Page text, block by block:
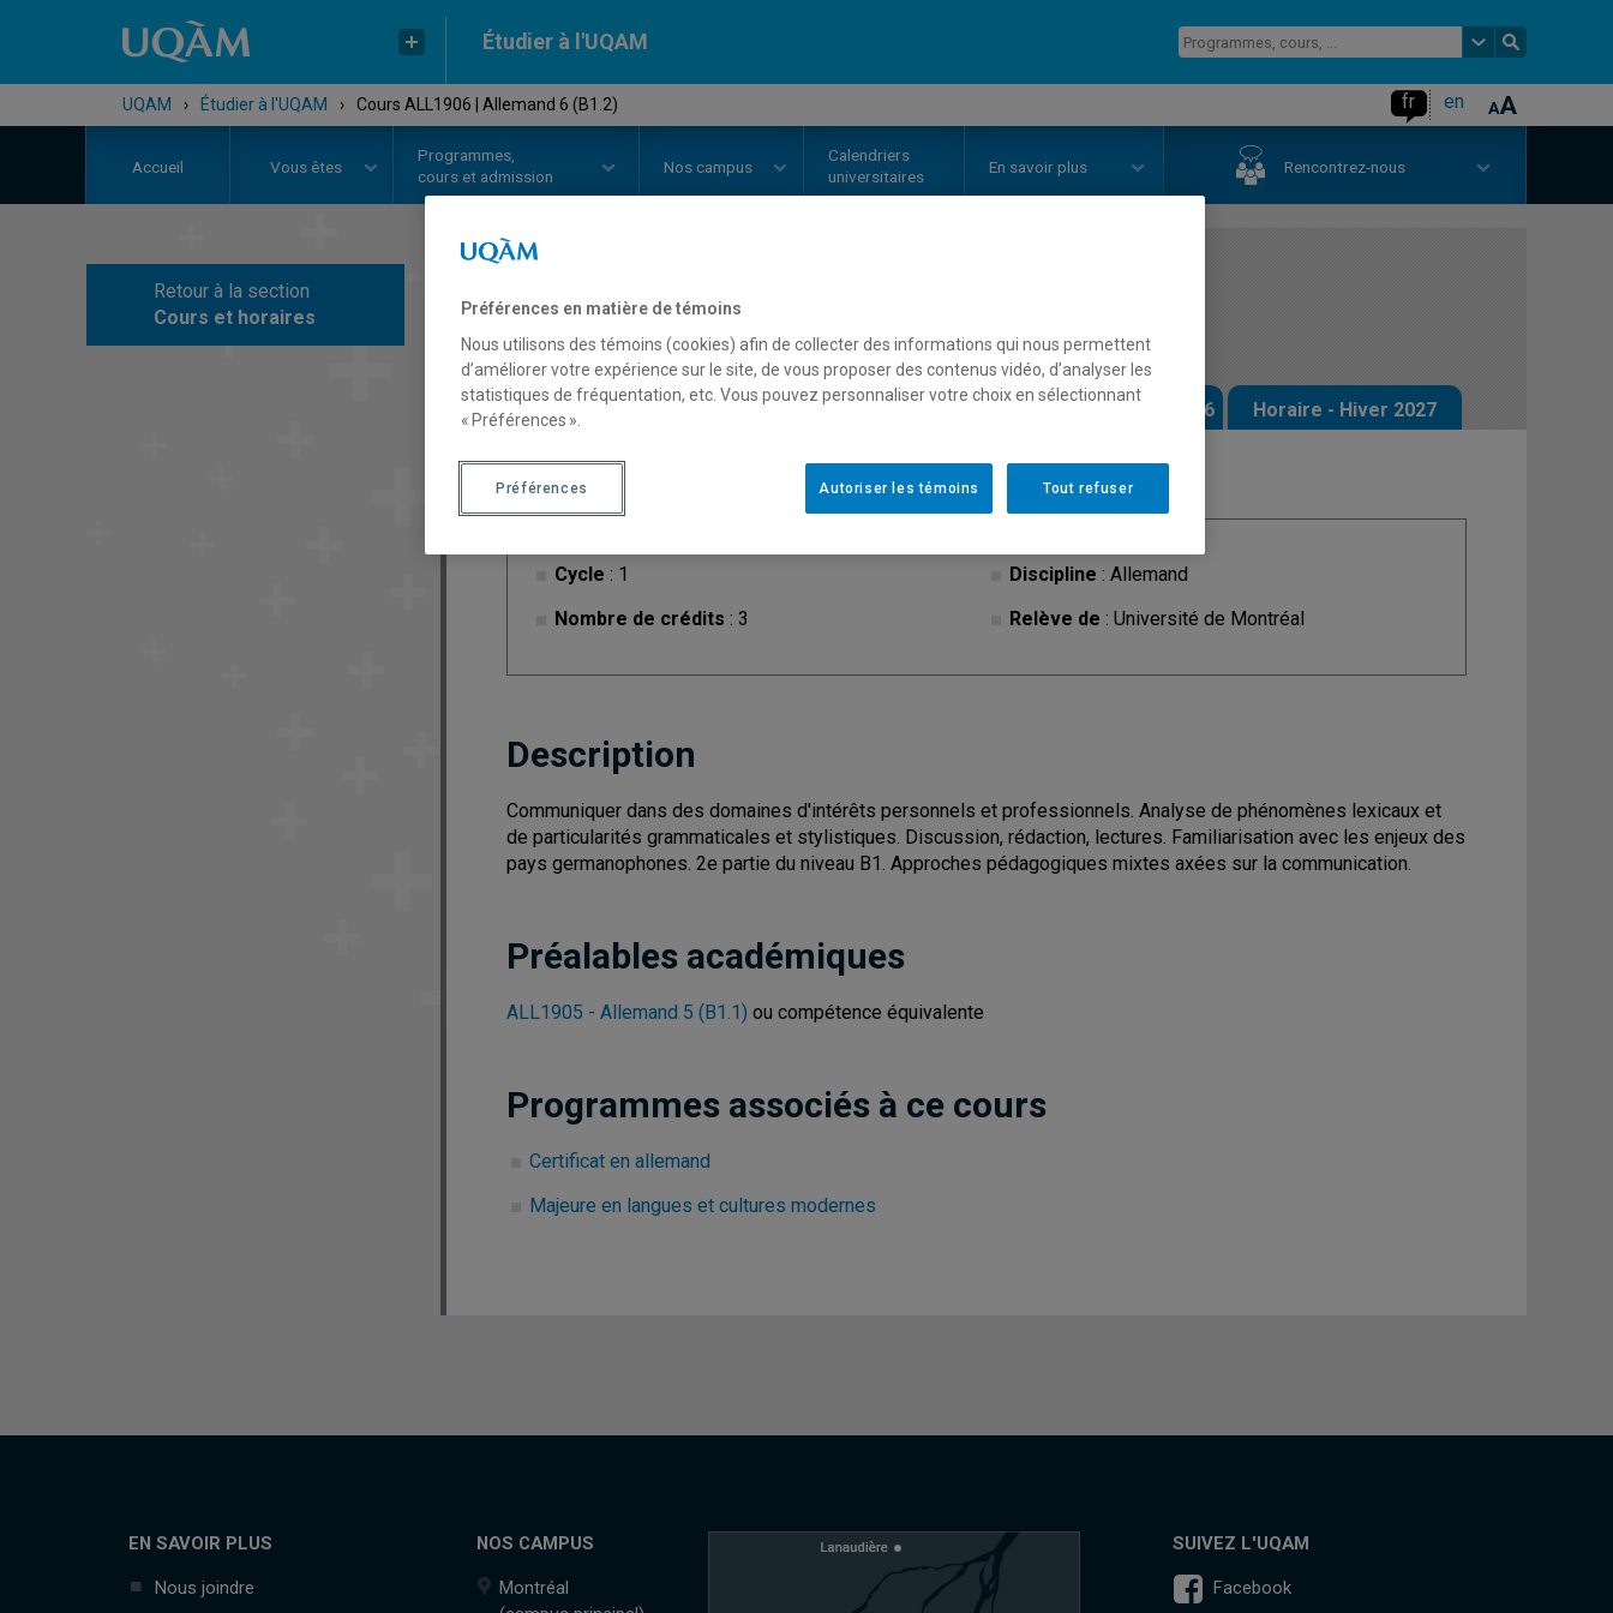
Étudier à l'UQAM
UQAM › Étudier à l'UQAM › Cours ALL1906 | Allemand 6 (B1.2) fr en
Accueil Vous êtes
Programmes,
cours et admission
Nos campus
Calendriers
universitaires
En savoir plus Rencontrez-nous
Retour à la section
Cours et horaires
COURS// ALL1906
Description Horaire - Été 2026 Horaire - Automne 2026 Horaire - Hiver 2027
Cycle : 1
Nombre de crédits : 3
Discipline : Allemand
Relève de : Université de Montréal
Description
Communiquer dans des domaines d'intérêts personnels et professionnels. Analyse de phénomènes lexicaux et
de particularités grammaticales et stylistiques. Discussion, rédaction, lectures. Familiarisation avec les enjeux des
pays germanophones. 2e partie du niveau B1. Approches pédagogiques mixtes axées sur la communication.
Préalables académiques
ALL1905 - Allemand 5 (B1.1) ou compétence équivalente
Programmes associés à ce cours
Certificat en allemand
Majeure en langues et cultures modernes
EN SAVOIR PLUS
Nous joindre
NOS CAMPUS
Montréal
SUIVEZ L'UQAM
Facebook
Préférences en matière de témoins
Nous utilisons des témoins (cookies) afin de collecter des informations qui nous permettent
d’améliorer votre expérience sur le site, de vous proposer des contenus vidéo, d’analyser les
statistiques de fréquentation, etc. Vous pouvez personnaliser votre choix en sélectionnant
« Préférences ».
Tout refuser
Autoriser les témoins
Préférences